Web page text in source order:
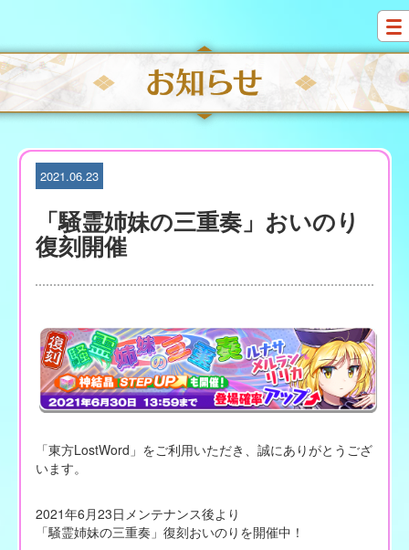
i
p
t
o
c
2021.06.23
「騒霊姉妹の三重奏」おいのり
復刻開催
「東方LostWord」をご利用いただき、誠にありがとうござ
います。
2021年6月23日メンテナンス後より
「騒霊姉妹の三重奏」復刻おいのりを開催中！